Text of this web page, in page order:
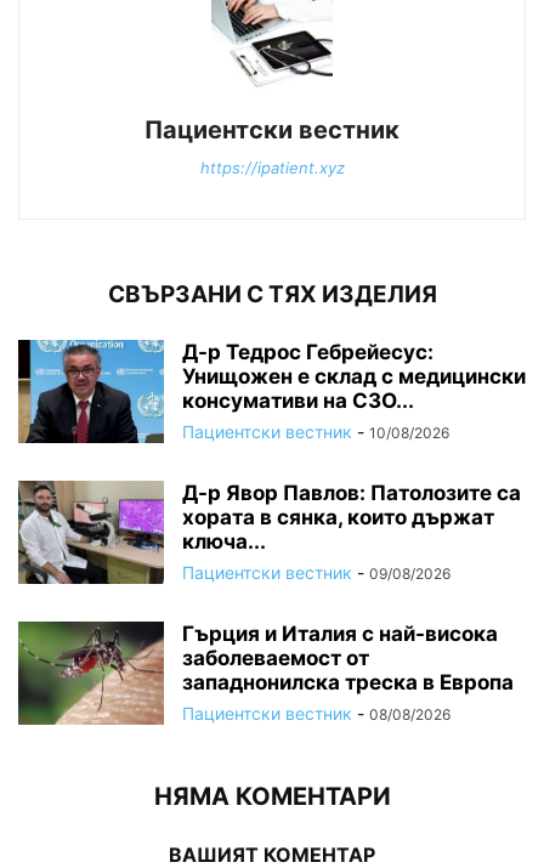
Пациентски вестник
https://ipatient.xyz
СВЪРЗАНИ С ТЯХ ИЗДЕЛИЯ
Д-р Тедрос Гебрейесус:
Унищожен е склад с медицински
консумативи на СЗО...
Пациентски вестник - 10/08/2026
Д-р Явор Павлов: Патолозите са
хората в сянка, които държат
ключа...
Пациентски вестник - 09/08/2026
Гърция и Италия с най-висока
заболеваемост от
западнонилска треска в Европа
Пациентски вестник - 08/08/2026
НЯМА КОМЕНТАРИ
ВАШИЯТ КОМЕНТАР